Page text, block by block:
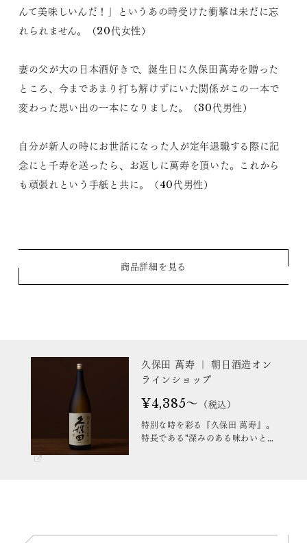
んて美味しいんだ！」というあの時受けた衝撃は未だに忘
れられません。（20代女性）
妻の父が大の日本酒好きで、誕生日に久保田萬寿を贈った
ところ、今まであまり打ち解けずにいた関係がこの一本で
変わった思い出の一本になりました。（30代男性）
自分が新人の時にお世話になった人が定年退職する際に記
念にと千寿を送ったら、お返しに萬寿を頂いた。これから
も頑張れという手紙と共に。（40代男性）
商品詳細を見る
久保田 萬寿 ｜ 朝日酒造オン
ラインショップ
¥4,385～ （税込）
特別な時を彩る『久保田 萬寿』。
特長である“深みのある味わいと香